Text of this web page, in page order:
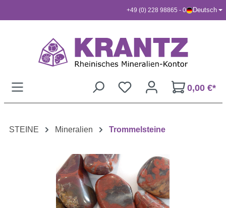
+49 (0) 228 98865 - 0 Deutsch
0,00 €*
STEINE Mineralien Trommelsteine